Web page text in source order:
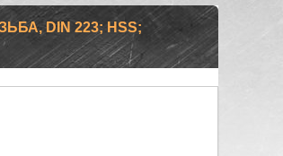
DIN 223; HSS;